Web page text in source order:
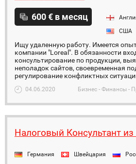
600 € в месяц
США
Ищу удаленную работу. Имеется
компании "Loreal". В обязанности
консультирование по продукции,
неполадок сайтов, своевременная
регулирование конфликтных
04.06.2020 Бизнес - Финансы -
Налоговый Консультант
Германия Швейцария